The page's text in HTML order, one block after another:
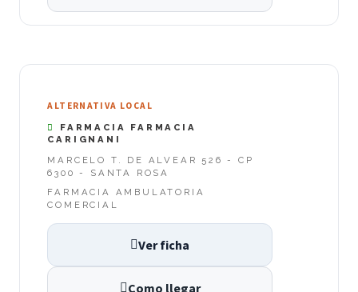
ALTERNATIVA LOCAL
FARMACIA FARMACIA
CARIGNANI
MARCELO T. DE ALVEAR 526 - CP
6300 - SANTA ROSA
FARMACIA AMBULATORIA
COMERCIAL
Ver ficha
Como llegar